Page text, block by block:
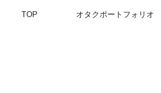
TOP オタクポートフォリオ